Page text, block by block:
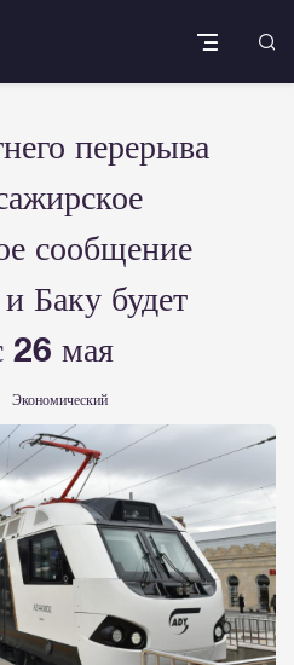
перерыва
сообщение
Баку будет
26 мая
Экономический